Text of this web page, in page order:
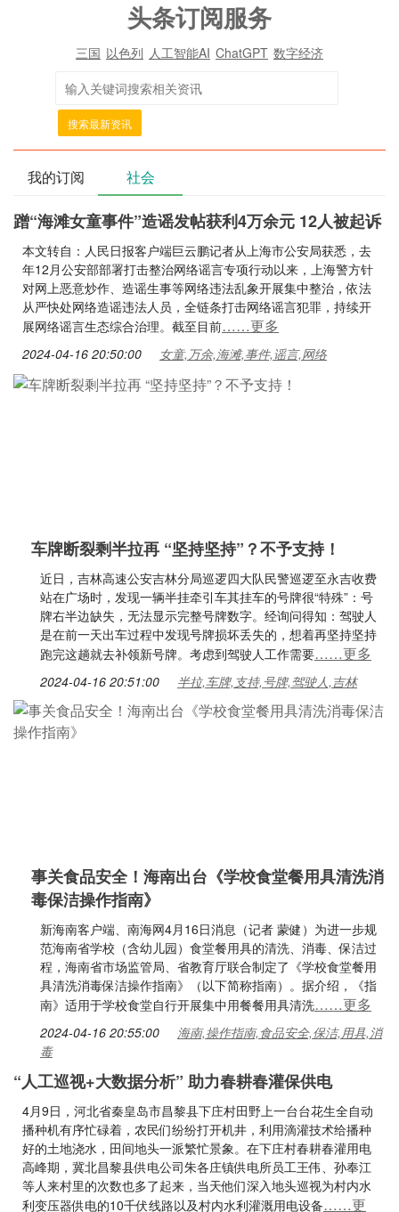
头条订阅服务
三国 以色列 人工智能AI ChatGPT 数字经济
搜索最新资讯
我的订阅 社会
蹭“海滩女童事件”造谣发帖获利4万余元 12人被起诉
本文转自：人民日报客户端巨云鹏记者从上海市公安局获悉，去
年12月公安部部署打击整治网络谣言专项行动以来，上海警方针
对网上恶意炒作、造谣生事等网络违法乱象开展集中整治，依法
从严快处网络造谣违法人员，全链条打击网络谣言犯罪，持续开
展网络谣言生态综合治理。截至目前……更多
2024-04-16 20:50:00 女童,万余,海滩,事件,谣言,网络
车牌断裂剩半拉再 “坚持坚持”？不予支持！
近日，吉林高速公安吉林分局巡逻四大队民警巡逻至永吉收费
站在广场时，发现一辆半挂牵引车其挂车的号牌很“特殊”：号
牌右半边缺失，无法显示完整号牌数字。经询问得知：驾驶人
是在前一天出车过程中发现号牌损坏丢失的，想着再坚持坚持
跑完这趟就去补领新号牌。考虑到驾驶人工作需要……更多
2024-04-16 20:51:00 半拉,车牌,支持,号牌,驾驶人,吉林
事关食品安全！海南出台《学校食堂餐用具清洗消
毒保洁操作指南》
新海南客户端、南海网4月16日消息（记者 蒙健）为进一步规
范海南省学校（含幼儿园）食堂餐用具的清洗、消毒、保洁过
程，海南省市场监管局、省教育厅联合制定了《学校食堂餐用
具清洗消毒保洁操作指南》（以下简称指南）。据介绍，《指
南》适用于学校食堂自行开展集中用餐餐用具清洗……更多
2024-04-16 20:55:00
海南,操作指南,食品安全,保洁,用具,消
毒
“人工巡视+大数据分析” 助力春耕春灌保供电
4月9日，河北省秦皇岛市昌黎县下庄村田野上一台台花生全自动
播种机有序忙碌着，农民们纷纷打开机井，利用滴灌技术给播种
好的土地浇水，田间地头一派繁忙景象。在下庄村春耕春灌用电
高峰期，冀北昌黎县供电公司朱各庄镇供电所员工王伟、孙奉江
等人来村里的次数也多了起来，当天他们深入地头巡视为村内水
利变压器供电的10千伏线路以及村内水利灌溉用电设备……更